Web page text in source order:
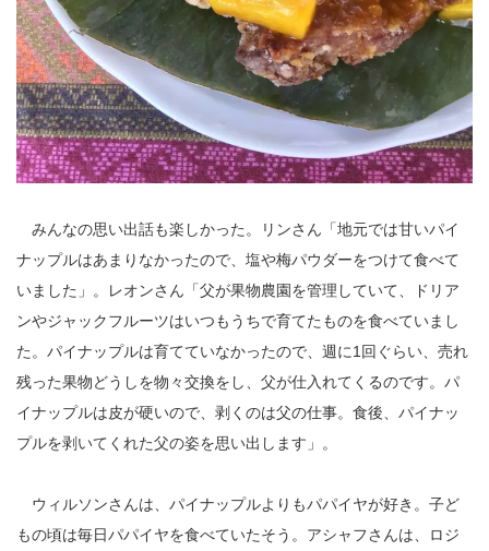
みんなの思い出話も楽しかった。リンさん「地元では甘いパイ
ナップルはあまりなかったので、塩や梅パウダーをつけて食べて
いました」。レオンさん「父が果物農園を管理していて、ドリア
ンやジャックフルーツはいつもうちで育てたものを食べていまし
た。パイナップルは育てていなかったので、週に1回ぐらい、売れ
残った果物どうしを物々交換をし、父が仕入れてくるのです。パ
イナップルは皮が硬いので、剥くのは父の仕事。食後、パイナッ
プルを剥いてくれた父の姿を思い出します」。
ウィルソンさんは、パイナップルよりもパパイヤが好き。子ど
もの頃は毎日パパイヤを食べていたそう。アシャフさんは、ロジ